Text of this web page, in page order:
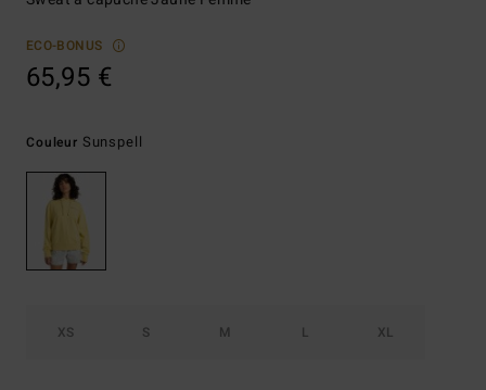
ECO-BONUS
65,95 €
Couleur Sunspell
XS S M L XL